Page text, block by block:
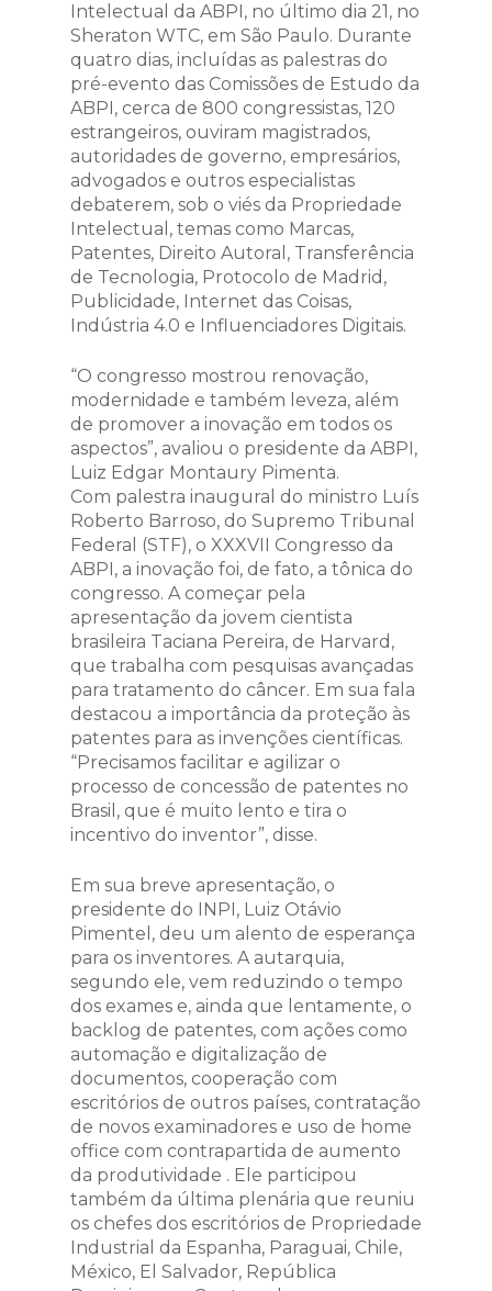
Intelectual da ABPI, no último dia 21, no
Sheraton WTC, em São Paulo. Durante
quatro dias, incluídas as palestras do
pré-evento das Comissões de Estudo da
ABPI, cerca de 800 congressistas, 120
estrangeiros, ouviram magistrados,
autoridades de governo, empresários,
advogados e outros especialistas
debaterem, sob o viés da Propriedade
Intelectual, temas como Marcas,
Patentes, Direito Autoral, Transferência
de Tecnologia, Protocolo de Madrid,
Publicidade, Internet das Coisas,
Indústria 4.0 e Influenciadores Digitais.
“O congresso mostrou renovação,
modernidade e também leveza, além
de promover a inovação em todos os
aspectos”, avaliou o presidente da ABPI,
Luiz Edgar Montaury Pimenta.
Com palestra inaugural do ministro Luís
Roberto Barroso, do Supremo Tribunal
Federal (STF), o XXXVII Congresso da
ABPI, a inovação foi, de fato, a tônica do
congresso. A começar pela
apresentação da jovem cientista
brasileira Taciana Pereira, de Harvard,
que trabalha com pesquisas avançadas
para tratamento do câncer. Em sua fala
destacou a importância da proteção às
patentes para as invenções científicas.
“Precisamos facilitar e agilizar o
processo de concessão de patentes no
Brasil, que é muito lento e tira o
incentivo do inventor”, disse.
Em sua breve apresentação, o
presidente do INPI, Luiz Otávio
Pimentel, deu um alento de esperança
para os inventores. A autarquia,
segundo ele, vem reduzindo o tempo
dos exames e, ainda que lentamente, o
backlog de patentes, com ações como
automação e digitalização de
documentos, cooperação com
escritórios de outros países, contratação
de novos examinadores e uso de home
office com contrapartida de aumento
da produtividade . Ele participou
também da última plenária que reuniu
os chefes dos escritórios de Propriedade
Industrial da Espanha, Paraguai, Chile,
México, El Salvador, República